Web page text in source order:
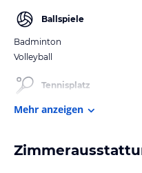
Ballspiele
Badminton
Volleyball
Tennisplatz
Mehr anzeigen